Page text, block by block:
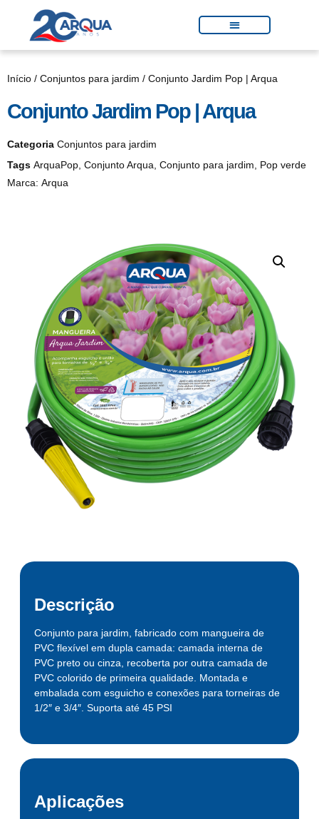
Início / Conjuntos para jardim / Conjunto Jardim Pop | Arqua
Conjunto Jardim Pop | Arqua
Categoria Conjuntos para jardim
Tags ArquaPop Conjunto Arqua Conjunto para jardim
Pop verde
Marca: Arqua
Descrição
Conjunto para jardim, fabricado com mangueira de
PVC flexível em dupla camada: camada interna de
PVC preto ou cinza, recoberta por outra camada de
PVC colorido de primeira qualidade. Montada e
embalada com esguicho e conexões para torneiras de
1/2″ e 3/4″. Suporta até 45 PSI
Aplicações